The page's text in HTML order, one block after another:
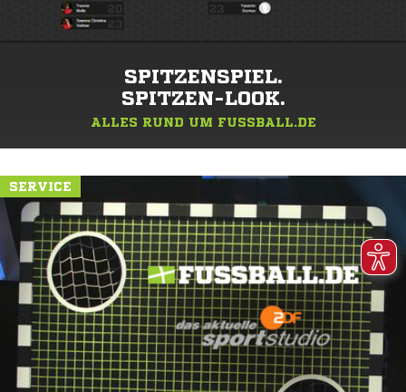
SPITZENSPIEL.
SPITZEN-LOOK.
ALLES RUND UM FUSSBALL.DE
SERVICE